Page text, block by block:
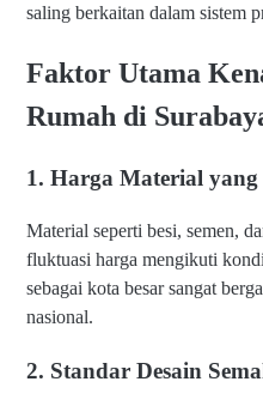
saling berkaitan dalam sistem
Faktor Utama
Rumah di
1. Harga Material
Material seperti besi, semen,
fluktuasi harga mengikuti
sebagai kota besar sangat
nasional.
2. Standar Desain